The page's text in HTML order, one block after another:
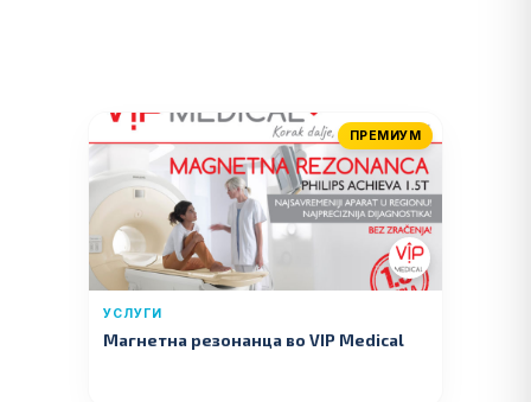
ПРЕМИУМ
УСЛУГИ
Магнетна резонанца во VIP Medical